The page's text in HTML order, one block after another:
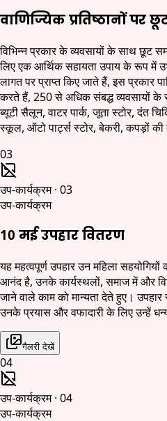
वाणिज्यिक प्रतिष्ठानों पर
विभिन्न प्रकार के व्यवसायों के साथ छूट
लिए एक आर्थिक सहायता उपाय के रूप में
लागत पर प्राप्त किए जाते हैं, इस प्रकार
करते हैं, 250 से अधिक संबद्ध व्यवसायों के
ब्यूटी सैलून, वाटर पार्क, जूता स्टोर, दंत
स्कूल, ऑटो पार्ट्स स्टोर, बेकरी, कपड़ों
03
उप-कार्यक्रम· 03
उप-कार्यक्रम
10 मई उपहार वितरण
यह महत्वपूर्ण उपहार उन महिला सहयोगियों
आनंद है, उनके कार्यस्थलों, समाज में और
जाने वाले काम को मान्यता देते हुए। उपहार
उनके प्रयास और वफादारी के लिए उन्हें
गैलरी देखें
04
उप-कार्यक्रम· 04
उप-कार्यक्रम